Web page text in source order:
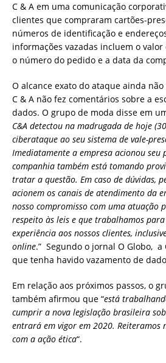
C & A em uma comunicação
clientes que compraram cartões-
números de identificação e
informações vazadas incluem o
o número do pedido e a data da
O alcance exato do ataque ainda
C & A não fez comentários sobre a
dados. O grupo de moda disse em
C&A detectou na madrugada de hoje
ciberataque ao seu sistema de vale-
Imediatamente a empresa acionou seu
companhia também está tomando
tratar a questão. Em caso de dúvidas,
acionem os canais de atendimento da
nosso compromisso com uma atuação
respeito às leis e que trabalhamos
experiência aos nossos clientes,
online.” Segundo o jornal O Globo, a
que tenha havido vazamento de
Em relação aos próximos passos, o
também afirmou que “está
cumprir a nova legislação brasileira
entrará em vigor em 2020. Reiteramos
com a ação ética“.